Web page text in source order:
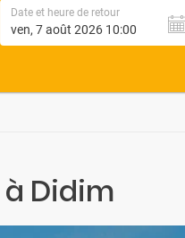
Date et heure de retour
Didim